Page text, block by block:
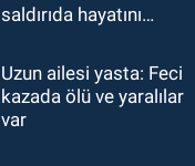
Milli Eğitim
haber
GÜNDEM
19:34Zonguldakspor
Bolu'da 3 hazırlık maçı
saldırıda hayatını
Uzun ailesi yasta: Feci
kazada ölü ve yaralılar
var